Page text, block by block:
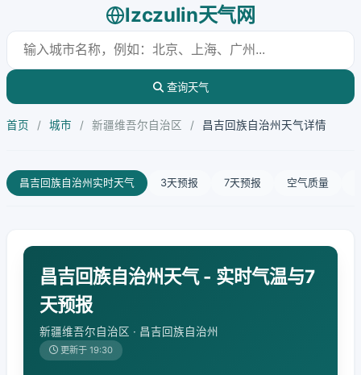
lzczulin天气网
查询天气
首页 / 城市 / 新疆维吾尔自治区 / 昌吉回族自治州天气详情
昌吉回族自治州实时天气 3天预报 7天预报 空气质量
昌吉回族自治州天气 - 实时气温与7
天预报
新疆维吾尔自治区 · 昌吉回族自治州
更新于 19:30